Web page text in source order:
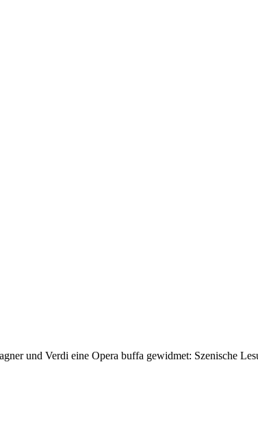
und Verdi eine Opera buffa gewidmet: Szenische